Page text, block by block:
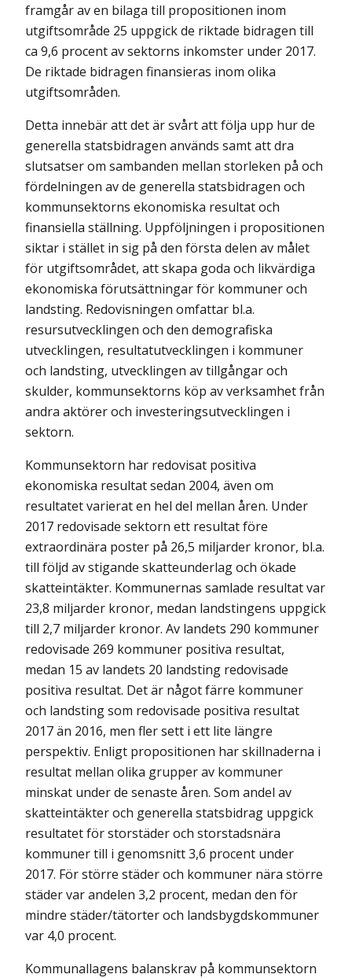
framgår av en bilaga till propositionen inom
utgiftsområde 25 uppgick de riktade bidragen till
ca 9,6 procent av sektorns inkomster under 2017.
De riktade bidragen finansieras inom olika
utgiftsområden.
Detta innebär att det är svårt att följa upp hur de
generella statsbidragen används samt att dra
slutsatser om sambanden mellan storleken på och
fördelningen av de generella statsbidragen och
kommunsektorns ekonomiska resultat och
finansiella ställning. Uppföljningen i propositionen
siktar i stället in sig på den första delen av målet
för utgiftsområdet, att skapa goda och likvärdiga
ekonomiska förutsättningar för kommuner och
landsting. Redovisningen omfattar bl.a.
resursutvecklingen och den demografiska
utvecklingen, resultatutvecklingen i kommuner
och landsting, utvecklingen av tillgångar och
skulder, kommunsektorns köp av verksamhet från
andra aktörer och investeringsutvecklingen i
sektorn.
Kommunsektorn har redovisat positiva
ekonomiska resultat sedan 2004, även om
resultatet varierat en hel del mellan åren. Under
2017 redovisade sektorn ett resultat före
extraordinära poster på 26,5 miljarder kronor, bl.a.
till följd av stigande skatteunderlag och ökade
skatteintäkter. Kommunernas samlade resultat var
23,8 miljarder kronor, medan landstingens uppgick
till 2,7 miljarder kronor. Av landets 290 kommuner
redovisade 269 kommuner positiva resultat,
medan 15 av landets 20 landsting redovisade
positiva resultat. Det är något färre kommuner
och landsting som redovisade positiva resultat
2017 än 2016, men fler sett i ett lite längre
perspektiv. Enligt propositionen har skillnaderna i
resultat mellan olika grupper av kommuner
minskat under de senaste åren. Som andel av
skatteintäkter och generella statsbidrag uppgick
resultatet för storstäder och storstadsnära
kommuner till i genomsnitt 3,6 procent under
2017. För större städer och kommuner nära större
städer var andelen 3,2 procent, medan den för
mindre städer/tätorter och landsbygdskommuner
var 4,0 procent.
Kommunallagens balanskrav på kommunsektorn